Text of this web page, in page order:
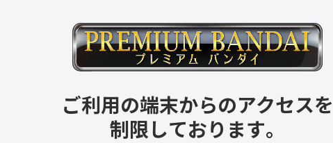
ご利用の端末からのアクセスを
制限しております。